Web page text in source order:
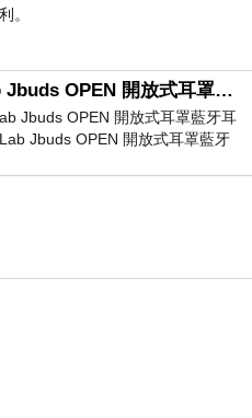
。
開箱｜JLab Jbuds OPEN 開放式耳罩藍牙耳機 - 設計美學，輕巧、透氣、環境音全物理達成！
Jbuds OPEN 開放式耳罩藍牙耳
Jbuds OPEN 開放式耳罩藍牙
有特色，值得喜愛美型工